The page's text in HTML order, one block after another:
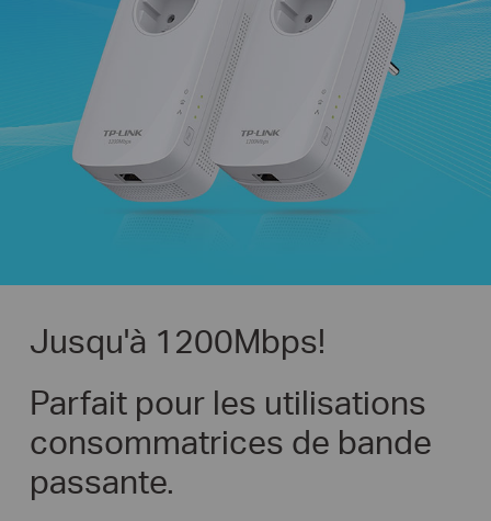
Jusqu'à 1200Mbps!
Parfait pour les utilisations
consommatrices de bande
passante.